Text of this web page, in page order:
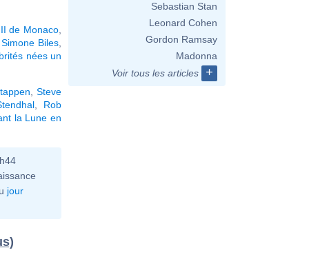
de Monaco
Simone Biles
nées un
,Steve
, Rob
la Lune en
jour
Sebastian Stan
Leonard Cohen
Gordon Ramsay
Madonna
Voir tous les articles
+